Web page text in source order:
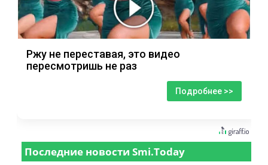
Ржу не переставая, это видео
пересмотришь не раз
Подробнее >>